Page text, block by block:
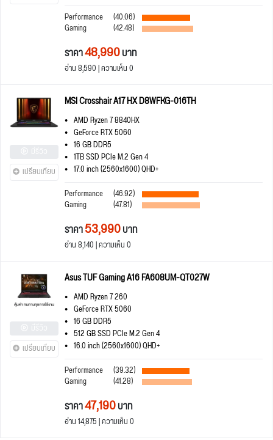
Performance
(40.06)
Gaming (42.48)
ราคา48,990บาท
อ่าน 8,590 | ความเห็น 0
เปรียบเทียบ
MSI Crosshair A17 HX D8WFKG-016TH
AMD Ryzen 7 8840HX
GeForce RTX 5060
16 GB DDR5
1TB SSD PCIe M.2 Gen 4
17.0 inch (2560x1600) QHD+
Performance
(46.92)
Gaming (47.81)
ราคา53,990บาท
อ่าน 8,140 | ความเห็น 0
เปรียบเทียบ
Asus TUF Gaming A16 FA608UM-QT027W
AMD Ryzen 7 260
GeForce RTX 5060
16 GB DDR5
512 GB SSD PCIe M.2 Gen 4
16.0 inch (2560x1600) QHD+
Performance
(39.32)
Gaming (41.28)
ราคา47,190บาท
อ่าน 14,875 | ความเห็น 0